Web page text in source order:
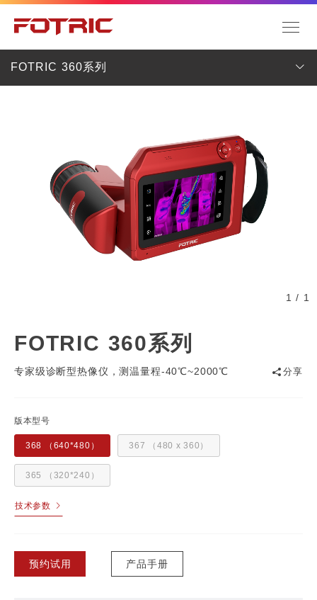
FOTRIC 360系列
1 / 1
FOTRIC 360系列
专家级诊断型热像仪，测温量程-40℃~2000℃ 分享
版本型号
368 （640*480） 367 （480 x 360）
365 （320*240）
技术参数
预约试用 产品手册